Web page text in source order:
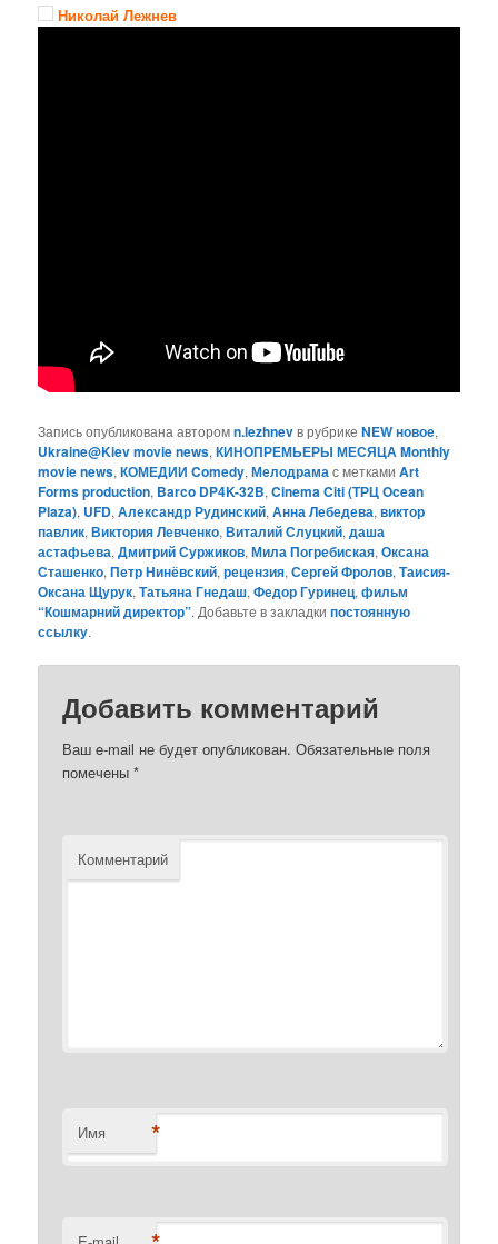
Николай Лежнев
Запись опубликована авторомn.lezhnevв рубрикеNEW новое,
Ukraine@Kiev movie news,КИНОПРЕМЬЕРЫ МЕСЯЦА Monthly
movie news,КОМЕДИИ Comedy,Мелодрамас меткамиArt
Forms production, Barco DP4K-32B,Cinema Citi (ТРЦ Ocean
Plaza), UFD,Александр Рудинский,Анна Лебедева,виктор
павлик,Виктория Левченко,Виталий Слуцкий,даша
астафьева,Дмитрий Суржиков,Мила Погребиская,Оксана
Сташенко,Петр Нинёвский,рецензия,Сергей Фролов,Таисия-
Оксана Щурук,Татьяна Гнедаш,Федор Гуринец,фильм
“Кошмарний директор”. Добавьте в закладкипостоянную
ссылку.
Добавить комментарий
Ваш e-mail не будет опубликован. Обязательные поля
помечены*
Комментарий
Имя *